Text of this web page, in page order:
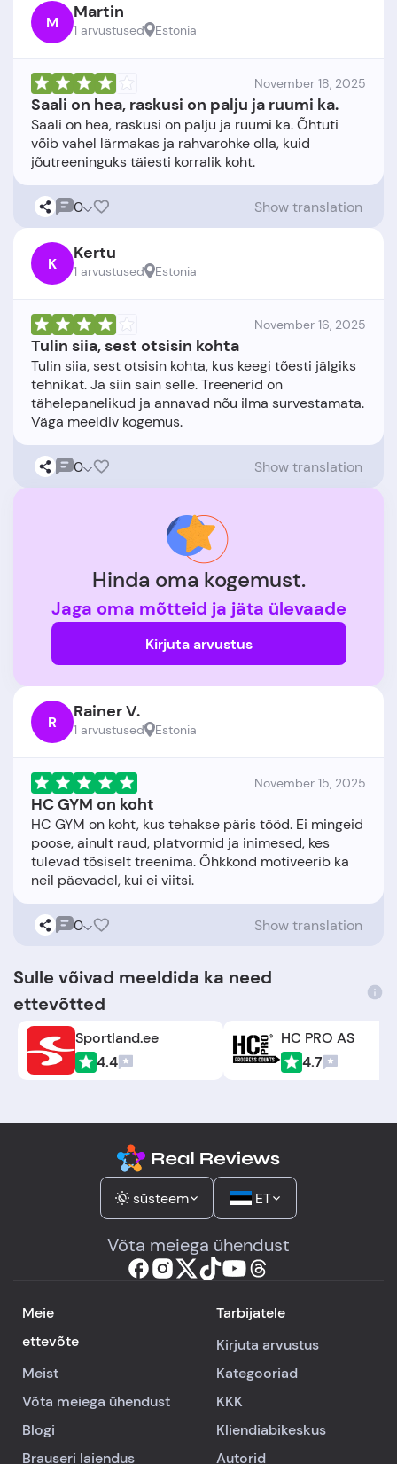
M Martin
1 arvustused Estonia
November 18, 2025
Saali on hea, raskusi on palju ja ruumi ka.
Saali on hea, raskusi on palju ja ruumi ka. Õhtuti
võib vahel lärmakas ja rahvarohke olla, kuid
0 Show translation
K Kertu
1 arvustused Estonia
November 16, 2025
Tulin siia, sest otsisin kohta
Tulin siia, sest otsisin kohta, kus keegi tõesti jälgiks
tehnikat. Ja siin sain selle. Treenerid on
tähelepanelikud ja annavad nõu ilma survestamata.
0 Show translation
Hinda oma kogemust.
Jaga oma mõtteid ja jäta ülevaade
Kirjuta arvustus
R Rainer V.
1 arvustused Estonia
November 15, 2025
HC GYM on koht
HC GYM on koht, kus tehakse päris tööd. Ei mingeid
poose, ainult raud, platvormid ja inimesed, kes
tulevad tõsiselt treenima. Õhkkond motiveerib ka
0 Show translation
Sulle võivad meeldida ka need
ettevõtted
Sportland.ee
4.4
HC PRO AS
4.7
süsteem ET
Võta meiega ühendust
Meie
ettevõte
Meist
Võta meiega ühendust
Blogi
Brauseri laiendus
Tarbijatele
Kirjuta arvustus
Kategooriad
KKK
Kliendiabikeskus
Autorid